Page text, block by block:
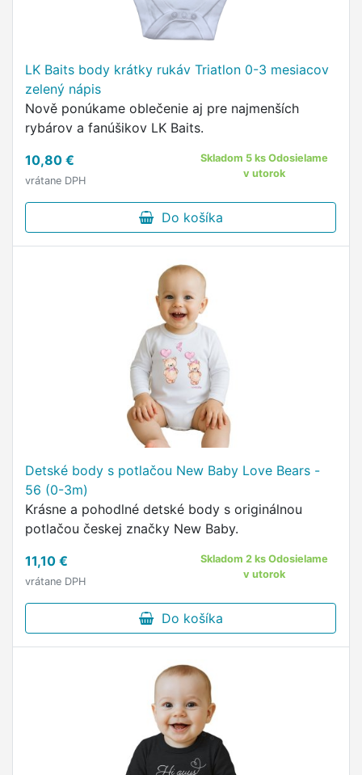
LK Baits body krátky rukáv Triatlon 0-3 mesiacov
zelený nápis
Nově ponúkame oblečenie aj pre najmenších
rybárov a fanúšikov LK Baits.
10,80 €
vrátane DPH
Skladom 5 ks Odosielame
v utorok
Do košíka
Detské body s potlačou New Baby Love Bears -
56 (0-3m)
Krásne a pohodlné detské body s originálnou
potlačou českej značky New Baby.
11,10 €
vrátane DPH
Skladom 2 ks Odosielame
v utorok
Do košíka